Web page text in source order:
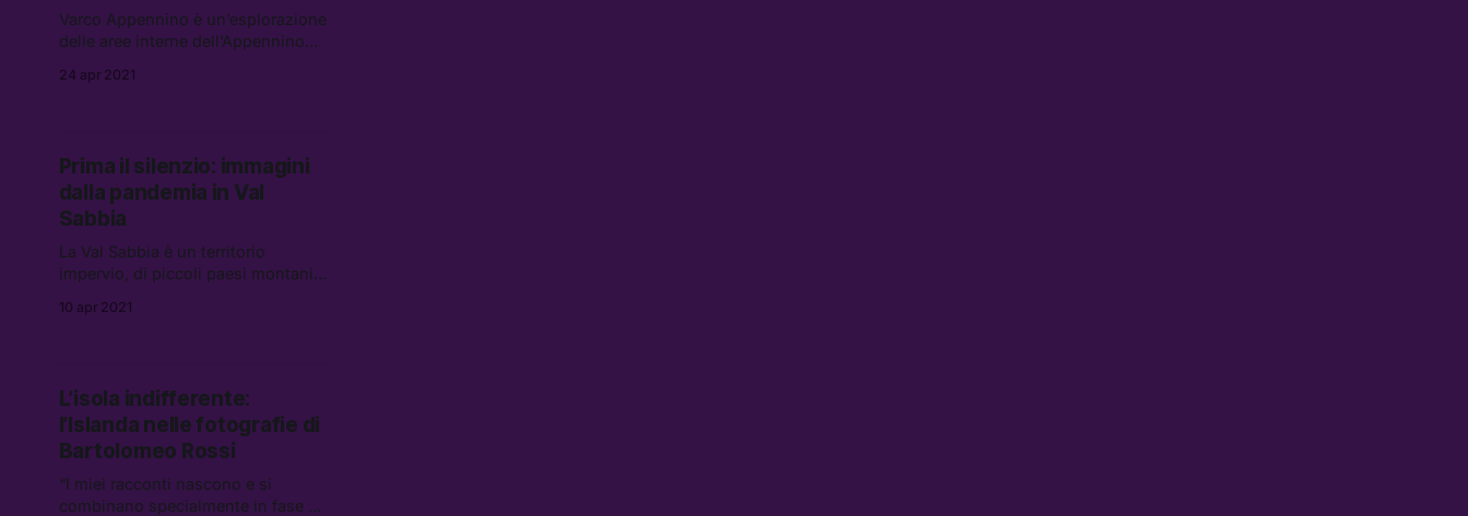
Varco Appennino è un’esplorazione
delle aree interne dell’Appennino
remote, lontano dai luoghi comuni
un dialogo con il “Vocabolario
Appenninico” del poeta e scrittore
irpino
24 apr 2021
Prima il silenzio: immagini
dalla pandemia in Val
Sabbia
La Val Sabbia è un territorio
impervio, di piccoli paesi montani
meno grandi e il lago d’Idro al
10 apr 2021
L’isola indifferente:
l’Islanda nelle fotografie di
Bartolomeo Rossi
“I miei racconti nascono e si
combinano specialmente in fase di